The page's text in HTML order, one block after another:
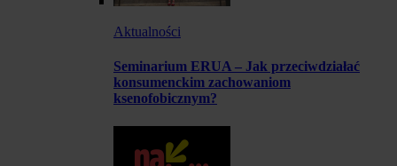
Aktualności
Seminarium ERUA – Jak przeciwdziałać
konsumenckim zachowaniom
ksenofobicznym?